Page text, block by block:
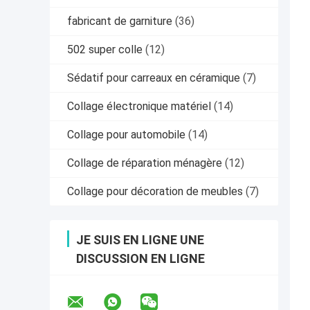
fabricant de garniture (36)
502 super colle (12)
Sédatif pour carreaux en céramique (7)
Collage électronique matériel (14)
Collage pour automobile (14)
Collage de réparation ménagère (12)
Collage pour décoration de meubles (7)
JE SUIS EN LIGNE UNE
DISCUSSION EN LIGNE